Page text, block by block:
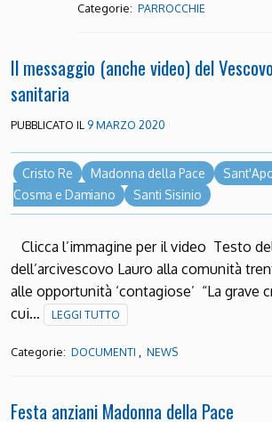
Categorie: PARROCCHIE
Il messaggio (anche video) del
sanitaria
PUBBLICATO IL 9 MARZO 2020
Cristo Re Madonna della Pace
Cosma e Damiano
Santi Sisinio
Clicca l’immagine per il video Testo
dell’arcivescovo Lauro alla comunità
alle opportunità ‘contagiose’ “La grave
cui…
LEGGI TUTTO
Categorie: DOCUMENTI NEWS
Festa anziani Madonna della Pace